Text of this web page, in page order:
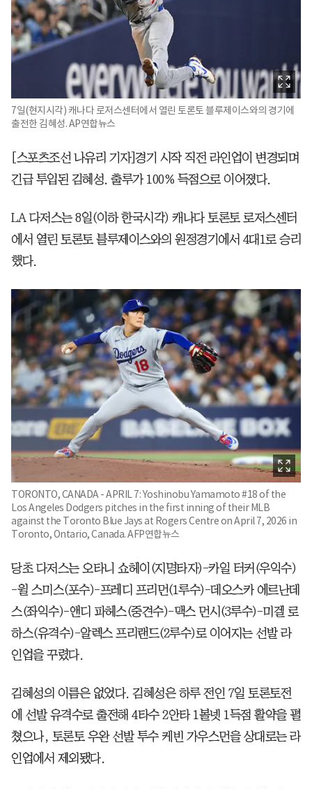
7일(현지시각) 캐나다 로저스센터에서 열린 토론토 블루제이스와의 경기에
출전한 김혜성. AP연합뉴스
[스포츠조선 나유리 기자]경기 시작 직전 라인업이 변경되며
긴급 투입된 김혜성. 출루가 100% 득점으로 이어졌다.
LA 다저스는 8일(이하 한국시각) 캐나다 토론토 로저스센터
에서 열린 토론토 블루제이스와의 원정경기에서 4대1로 승리
했다.
TORONTO, CANADA - APRIL 7: Yoshinobu Yamamoto #18 of the
Los Angeles Dodgers pitches in the first inning of their MLB
against the Toronto Blue Jays at Rogers Centre on April 7, 2026 in
Toronto, Ontario, Canada. AFP연합뉴스
당초 다저스는 오타니 쇼헤이(지명타자)-카일 터커(우익수)
-윌 스미스(포수)-프레디 프리먼(1루수)-데오스카 에르난데
스(좌익수)-앤디 파헤스(중견수)-맥스 먼시(3루수)-미겔 로
하스(유격수)-알렉스 프리랜드(2루수)로 이어지는 선발 라
인업을 꾸렸다.
김혜성의 이름은 없었다. 김혜성은 하루 전인 7일 토론토전
에 선발 유격수로 출전해 4타수 2안타 1볼넷 1득점 활약을 펼
쳤으나, 토론토 우완 선발 투수 케빈 가우스먼을 상대로는 라
인업에서 제외됐다.